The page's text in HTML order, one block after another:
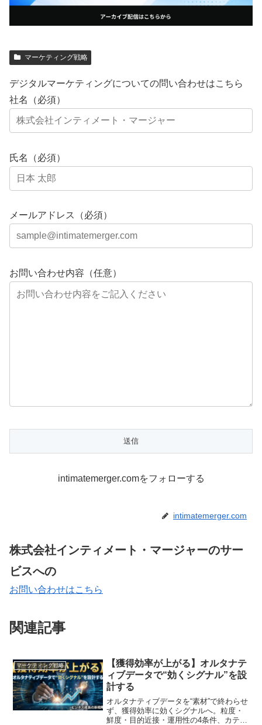
マーケティング戦略
デジタルマーケティングについての問い合わせはこちら
社名（必須）
氏名（必須）
メールアドレス（必須）
お問い合わせ内容（任意）
intimatemerger.comをフォローする
intimatemerger.com
株式会社インティメート・マージャーのサー
ビスへの
お問い合わせはこちら
関連記事
マーケティング戦略
【獲得効率が上がる】オルタナテ
ィブデータで“効くシグナル”を設
計する
オルタナティブデータを“素材”で終わらせ
ず、獲得効率に効くシグナルへ。粒度・
鮮度・目的近接・運用性の4条件、カテゴ